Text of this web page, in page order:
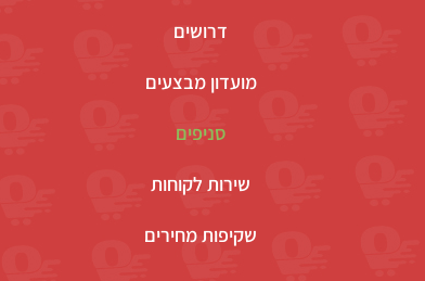
דרושים
מועדון מבצעים
סניפים
שירות לקוחות
שקיפות מחירים